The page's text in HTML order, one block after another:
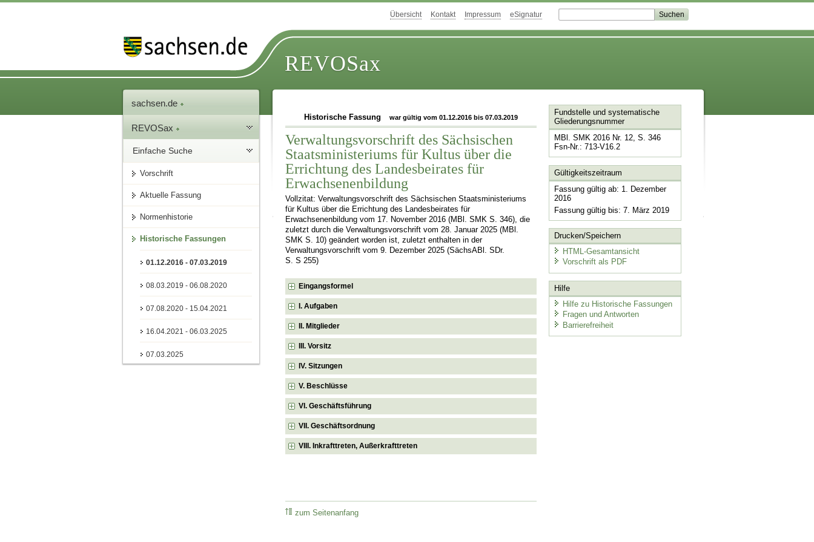
Übersicht Kontakt Impressum eSignatur
REVOSax
sachsen.de
REVOSax
Einfache Suche
Vorschrift
Aktuelle Fassung
Normenhistorie
Historische Fassungen
01.12.2016 - 07.03.2019
08.03.2019 - 06.08.2020
07.08.2020 - 15.04.2021
16.04.2021 - 06.03.2025
07.03.2025
Historische Fassung war gültig vom 01.12.2016 bis 07.03.2019
Verwaltungsvorschrift des Sächsischen
Staatsministeriums für Kultus über die
Errichtung des Landesbeirates für
Erwachsenenbildung
Vollzitat: Verwaltungsvorschrift des Sächsischen Staatsministeriums
für Kultus über die Errichtung des Landesbeirates für
Erwachsenenbildung vom 17. November 2016 (MBl. SMK S. 346), die
zuletzt durch die Verwaltungsvorschrift vom 28. Januar 2025 (MBl.
SMK S. 10) geändert worden ist, zuletzt enthalten in der
Verwaltungsvorschrift vom 9. Dezember 2025 (SächsABl. SDr.
S. S 255)
Eingangsformel
I. Aufgaben
II. Mitglieder
III. Vorsitz
IV. Sitzungen
V. Beschlüsse
VI. Geschäftsführung
VII. Geschäftsordnung
VIII. Inkrafttreten, Außerkrafttreten
zum Seitenanfang
Fundstelle und systematische
Gliederungsnummer
MBl. SMK 2016 Nr. 12, S. 346
Fsn-Nr.: 713-V16.2
Gültigkeitszeitraum
Fassung gültig ab: 1. Dezember
2016
Fassung gültig bis: 7. März 2019
Drucken/Speichern
HTML-Gesamtansicht
Vorschrift als PDF
Hilfe
Hilfe zu Historische Fassungen
Fragen und Antworten
Barrierefreiheit